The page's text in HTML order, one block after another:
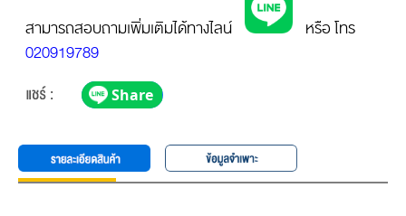
สามารถสอบถามเพิ่มเติมได้ทางไลน์
หรือ โทร
020919789